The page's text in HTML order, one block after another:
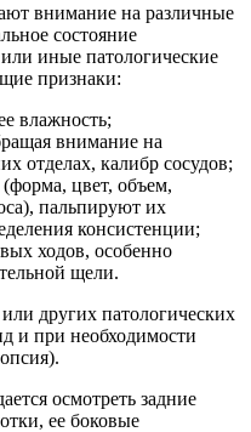
внимание на различные
состояние
иные патологические
признаки:
влажность;
внимание на
отделах, калибр сосудов;
цвет, объем,
пальпируют их
консистенции;
ходов, особенно
щели.
других патологических
и при необходимости
осмотреть задние
ее боковые